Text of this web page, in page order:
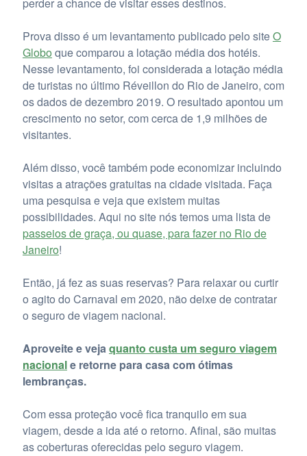
perder a chance de visitar esses destinos.
Prova disso é um levantamento publicado pelo siteO
Globo que comparou a lotação média dos hotéis.
Nesse levantamento, foi considerada a lotação média
de turistas no último Réveillon do Rio de Janeiro, com
os dados de dezembro 2019. O resultado apontou um
crescimento no setor, com cerca de 1,9 milhões de
visitantes.
Além disso, você também pode economizar incluindo
visitas a atrações gratuitas na cidade visitada. Faça
uma pesquisa e veja que existem muitas
possibilidades. Aqui no site nós temos uma lista de
passeios de graça, ou quase, para fazer no Rio de
Janeiro!
Então, já fez as suas reservas? Para relaxar ou curtir
o agito do Carnaval em 2020, não deixe de contratar
o seguro de viagem nacional.
Aproveite e vejaquanto custa um seguro viagem
nacionale retorne para casa com ótimas
lembranças.
Com essa proteção você fica tranquilo em sua
viagem, desde a ida até o retorno. Afinal, são muitas
as coberturas oferecidas pelo seguro viagem.